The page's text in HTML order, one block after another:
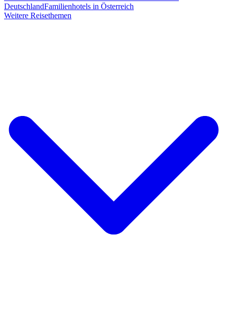
DeutschlandFamilienhotels in Österreich
Weitere Reisethemen